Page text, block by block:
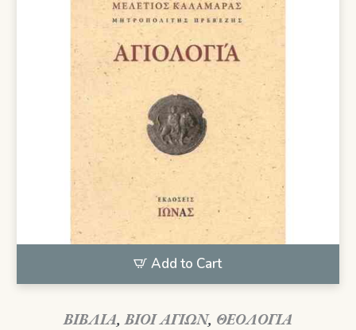
Add to Cart
ΒΙΒΛΙΑ,ΒΙΟΙ ΑΓΙΩΝ, ΘΕΟΛΟΓΙΑ